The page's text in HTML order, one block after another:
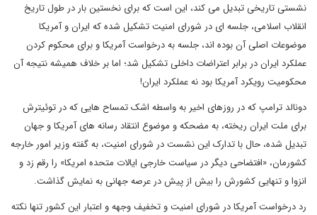
نشستی تاریخی تبدیل می کند، این است که برای نخستین بار در طول تاریخ
انقلاب اسلامی، جلسه ای در شورای امنیت تشکیل شده که ایران و آمریکا
موضوعات اصلی آن بوده اند، جلسه به درخواست آمریکا و برای محکوم کردن
عملکرد ایران در برابر اعتراضات داخلی تشکیل شد؛ اما بر خلاف همیشه نتیجه آن
محکومیت رویکرد آمریکا بود نه عملکرد ایران!
دونالد ترامپ که در روزهای اخیر به واسطه اشک تمساح هایی که در توئیترش
برای ملت ایران ریخته، به مضحکه و موضوع انتقاد رسانه های آمریکا و جهان
تبدیل شده، حال با تدارک این نشست در شورای امنیت، به گفته وزیر امور خارجه
کشورمان، «افتضاحی دیگر در سیاست خارجی ایالات متحده امریکا» را رقم زد و
انزوا و تنهایی کشورش را بیش از پیش در عرصه جهانی به نمایش گذاشت.
رد درخواست آمریکا در شورای امنیت و تخفیف وجهه و اعتبار این کشور تنها نکته